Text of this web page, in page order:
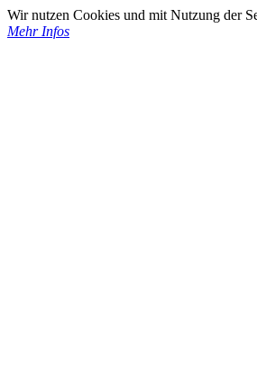
Wir nutzen Cookies und mit Nutzung der
Mehr Infos